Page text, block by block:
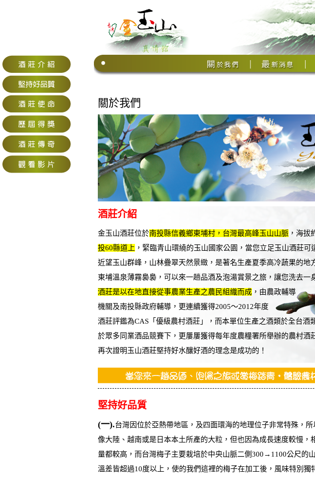
關於我們
酒莊介紹
金玉山酒莊位於南投縣信義鄉東埔村，台灣最高峰玉山山脈 ，海拔
投60縣道上 ，緊臨青山環繞的玉山國家公園，當您立足玉山酒莊可
近望玉山群峰，山林疊翠天然景緻，是著名生產夏季高冷蔬果的地
東埔溫泉薄霧裊裊，可以來一趟品酒及泡湯賞景之旅，讓您洗去一
酒莊是以在地直接從事農業生產之農民組織而成 ，由農政輔導
機關及南投縣政府輔導，更連續獲得2005〜2012年度
酒莊評鑑為CAS「優級農村酒莊」，而本單位生產之酒類於全台酒
於眾多同業酒品競賽下，更屢屢獲得每年度農糧署所舉辦的農村酒
再次證明玉山酒莊堅持好水釀好酒的理念是成功的！
堅持好品質
(一).台灣因位於亞熱帶地區，及四面環海的地理位子非常特殊，
像大陸、越南或是日本本土所產的大粒，但也因為成長速度較慢
量都較高，而台灣梅子主要栽培於中央山脈二側300→1100公尺的
溫差皆超過10度以上，使的我們這裡的梅子在加工後，風味特別